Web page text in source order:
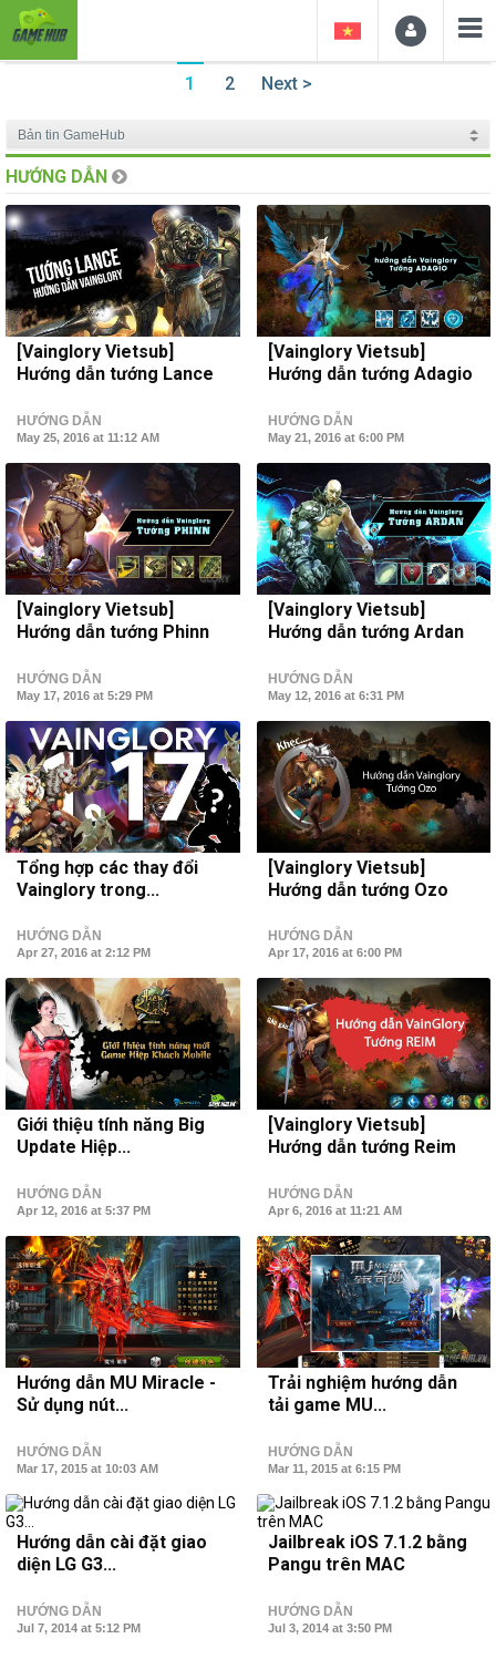
1 2 Next >
HƯỚNG DẪN
[Vainglory Vietsub]
Hướng dẫn tướng Lance
HƯỚNG DẪN
May 25, 2016 at 11:12 AM
[Vainglory Vietsub]
Hướng dẫn tướng Adagio
HƯỚNG DẪN
May 21, 2016 at 6:00 PM
[Vainglory Vietsub]
Hướng dẫn tướng Phinn
HƯỚNG DẪN
May 17, 2016 at 5:29 PM
[Vainglory Vietsub]
Hướng dẫn tướng Ardan
HƯỚNG DẪN
May 12, 2016 at 6:31 PM
Tổng hợp các thay đổi
Vainglory trong...
HƯỚNG DẪN
Apr 27, 2016 at 2:12 PM
[Vainglory Vietsub]
Hướng dẫn tướng Ozo
HƯỚNG DẪN
Apr 17, 2016 at 6:00 PM
Giới thiệu tính năng Big
Update Hiệp...
HƯỚNG DẪN
Apr 12, 2016 at 5:37 PM
[Vainglory Vietsub]
Hướng dẫn tướng Reim
HƯỚNG DẪN
Apr 6, 2016 at 11:21 AM
Hướng dẫn MU Miracle -
Sử dụng nút...
HƯỚNG DẪN
Mar 17, 2015 at 10:03 AM
Trải nghiệm hướng dẫn
tải game MU...
HƯỚNG DẪN
Mar 11, 2015 at 6:15 PM
Hướng dẫn cài đặt giao
diện LG G3...
HƯỚNG DẪN
Jul 7, 2014 at 5:12 PM
Jailbreak iOS 7.1.2 bằng
Pangu trên MAC
HƯỚNG DẪN
Jul 3, 2014 at 3:50 PM